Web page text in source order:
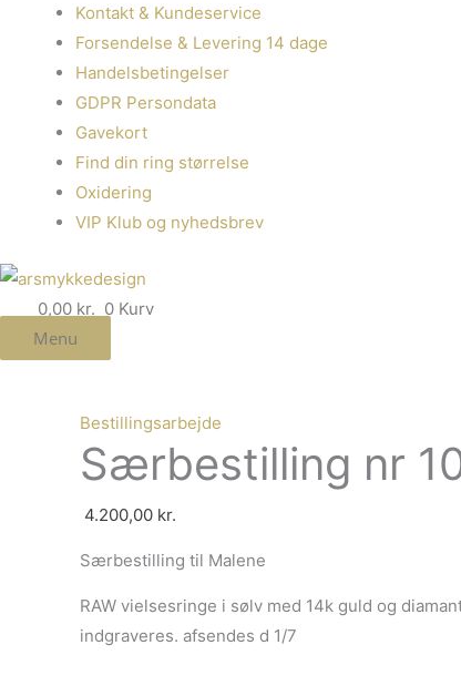
Kontakt & Kundeservice
Forsendelse & Levering 14 dage
Handelsbetingelser
GDPR Persondata
Gavekort
Find din ring størrelse
Oxidering
VIP Klub og nyhedsbrev
0,00 kr. 0 Kurv
Menu
Bestillingsarbejde
Særbestilling nr
4.200,00 kr.
Særbestilling til Malene
RAW vielsesringe i sølv med 14k guld og
indgraveres. afsendes d 1/7